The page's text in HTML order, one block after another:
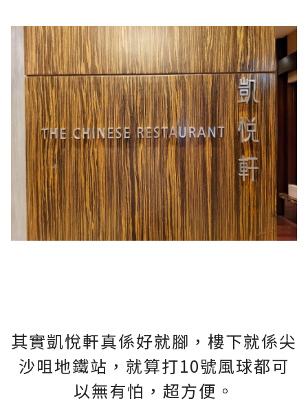
其實凱悅軒真係好就腳，樓下就係尖
沙咀地鐵站，就算打10號風球都可
以無有怕，超方便。